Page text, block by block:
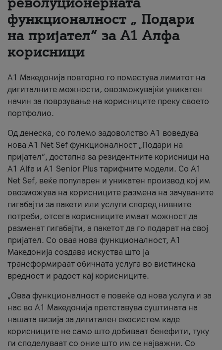
За нас
#ПодобарОнлајн
функционалност „ Подари
на пријател“ за А1 Алфа
корисници
А1 Македонија повторно го поместува лимитот на
дигиталните можности, овозможувајќи уникатен
начин за поврзување на корисниците преку своето
портфолио.
Од денеска, со големо задоволство А1 воведува
нова A1 Net Sef функционалност „Подари на
пријател“, достапна за резидентните корисници на
А1 Alfa и A1 Senior Plus тарифните модели. Со A1
Net Sef, веќе популарен и уникатен производ кој им
овозможува на корисниците размена на зачуваните
гигабајти за пакети или услуги според нивните
потреби, отсега корисниците имаат можност да
разменат гигабајти, а пакетот да го подарат на свој
пријател. Со оваа нова функционалност, А1
Македонија создава искуства што ја
трансформираат обичната услуга во вистинска
вредност и радост кај корисниците.
„Оваа функционалност е повеќе од нова услуга и за
нас во А1 Македонија претставува суштината на
нашата визија за дигитален екосистем каде
корисниците не само што добиваат бенефити, туку
ги споделуваат со оние што им се најважни. Со